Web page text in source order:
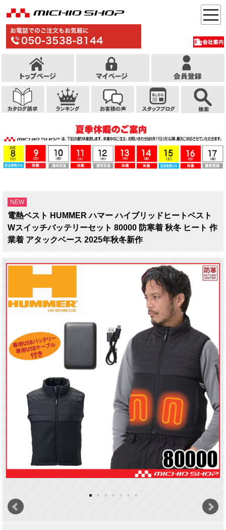
NEW
電熱ベスト HUMMER ハマー ハイブリッドヒートベスト
Wスイッチバッテリーセット 80000 防寒着 秋冬 ヒート 作
業着 アタックベース 2025年秋冬新作